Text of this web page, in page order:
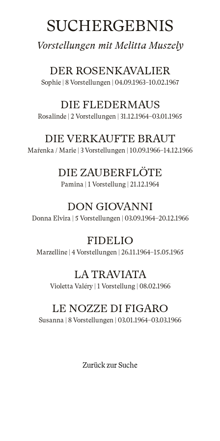
SUCHERGEBNIS
Vorstellungen mit Melitta Muszely
DER ROSENKAVALIER
Sophie | 8 Vorstellungen | 04.09.1963–10.02.1967
DIE FLEDERMAUS
Rosalinde | 2 Vorstellungen | 31.12.1964–03.01.1965
DIE VERKAUFTE BRAUT
Mařenka / Marie | 3 Vorstellungen | 10.09.1966–14.12.1966
DIE ZAUBERFLÖTE
Pamina | 1 Vorstellung | 21.12.1964
DON GIOVANNI
Donna Elvira | 5 Vorstellungen | 03.09.1964–20.12.1966
FIDELIO
Marzelline | 4 Vorstellungen | 26.11.1964–15.05.1965
LA TRAVIATA
Violetta Valéry | 1 Vorstellung | 08.02.1966
LE NOZZE DI FIGARO
Susanna | 8 Vorstellungen | 03.01.1964–03.03.1966
Zurück zur Suche